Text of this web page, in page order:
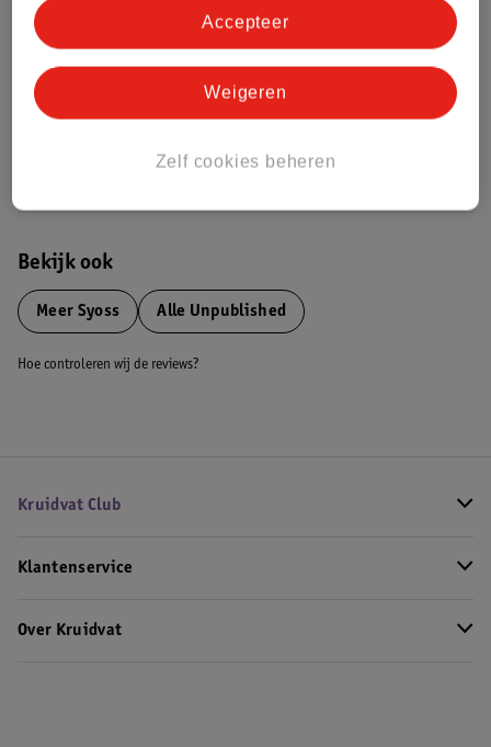
Nature Impact Score
Dit product heeft (nog) geen Nature
Impact Score.
Meer informatie
Bekijk ook
Meer Syoss Alle Unpublished
Hoe controleren wij de reviews?
Kruidvat Club
Klantenservice
Over Kruidvat
Zelf cookies beheren
Weigeren
Accepteer